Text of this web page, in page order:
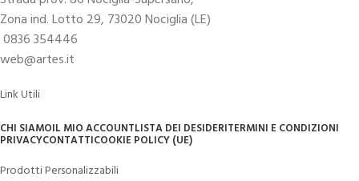
Zona ind. Lotto 29, 73020 Nociglia (LE)
0836 354446
web@artes.it
Link Utili
CHI SIAMOIL MIO ACCOUNTLISTA DEI DESIDERITERMINI E CONDIZIONI
PRIVACYCONTATTICOOKIE POLICY (UE)
Prodotti Personalizzabili